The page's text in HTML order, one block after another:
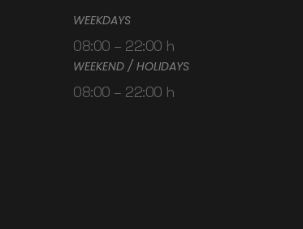
WEEKDAYS
08:00 – 22:00 h
WEEKEND / HOLIDAYS
08:00 – 22:00 h